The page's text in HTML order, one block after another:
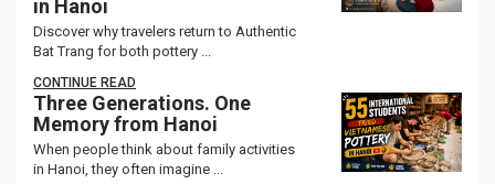
in Hanoi
Discover why travelers return to Authentic
Bat Trang for both pottery ...
CONTINUE READ
Three Generations. One
Memory from Hanoi
When people think about family activities
in Hanoi, they often imagine ...